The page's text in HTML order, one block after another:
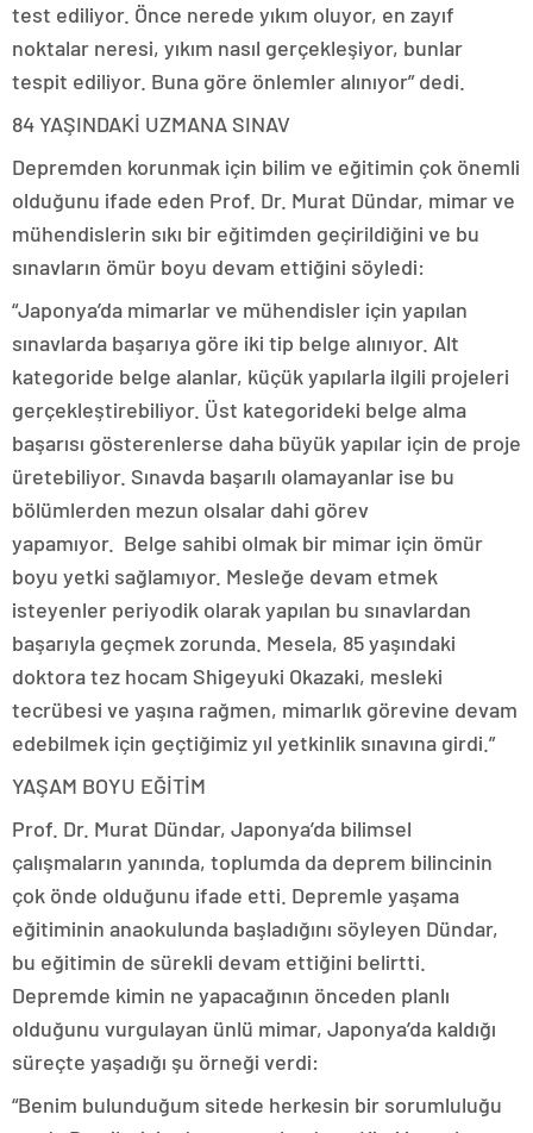
test ediliyor. Önce nerede yıkım oluyor, en zayıf
noktalar neresi, yıkım nasıl gerçekleşiyor, bunlar
tespit ediliyor. Buna göre önlemler alınıyor” dedi.
84 YAŞINDAKİ UZMANA SINAV
Depremden korunmak için bilim ve eğitimin çok önemli
olduğunu ifade eden Prof. Dr. Murat Dündar, mimar ve
mühendislerin sıkı bir eğitimden geçirildiğini ve bu
sınavların ömür boyu devam ettiğini söyledi:
“Japonya’da mimarlar ve mühendisler için yapılan
sınavlarda başarıya göre iki tip belge alınıyor. Alt
kategoride belge alanlar, küçük yapılarla ilgili projeleri
gerçekleştirebiliyor. Üst kategorideki belge alma
başarısı gösterenlerse daha büyük yapılar için de proje
üretebiliyor. Sınavda başarılı olamayanlar ise bu
bölümlerden mezun olsalar dahi görev
yapamıyor. Belge sahibi olmak bir mimar için ömür
boyu yetki sağlamıyor. Mesleğe devam etmek
isteyenler periyodik olarak yapılan bu sınavlardan
başarıyla geçmek zorunda. Mesela, 85 yaşındaki
doktora tez hocam Shigeyuki Okazaki, mesleki
tecrübesi ve yaşına rağmen, mimarlık görevine devam
edebilmek için geçtiğimiz yıl yetkinlik sınavına girdi.”
YAŞAM BOYU EĞİTİM
Prof. Dr. Murat Dündar, Japonya’da bilimsel
çalışmaların yanında, toplumda da deprem bilincinin
çok önde olduğunu ifade etti. Depremle yaşama
eğitiminin anaokulunda başladığını söyleyen Dündar,
bu eğitimin de sürekli devam ettiğini belirtti.
Depremde kimin ne yapacağının önceden planlı
olduğunu vurgulayan ünlü mimar, Japonya’da kaldığı
süreçte yaşadığı şu örneği verdi:
“Benim bulunduğum sitede herkesin bir sorumluluğu